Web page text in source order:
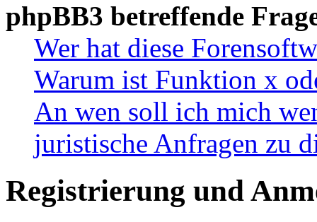
phpBB3 betreffende
Wer hat diese
Warum ist Funktion x
An wen soll ich mich
juristische Anfragen zu
Registrierung und